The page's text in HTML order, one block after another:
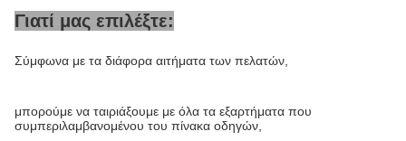
Γιατί μας επιλέξτε:
Σύμφωνα με τα διάφορα αιτήματα των πελατών,
μπορούμε να ταιριάξουμε με όλα τα εξαρτήματα που
συμπεριλαμβανομένου του πίνακα οδηγών,